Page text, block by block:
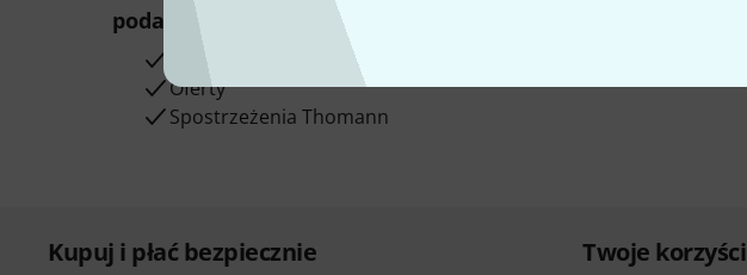
podarunkowych
warty
Oferty
Spostrzeżenia Thomann
Kupuj i płać bezpiecznie Twoje korzyści